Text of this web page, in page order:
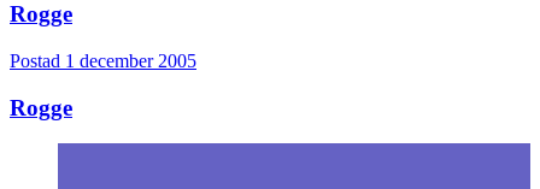
Rogge
Postad 1 december 2005
Rogge